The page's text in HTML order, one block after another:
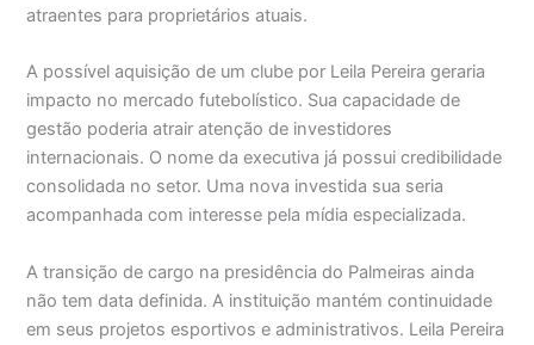
atraentes para proprietários atuais.
A possível aquisição de um clube por Leila Pereira geraria
impacto no mercado futebolístico. Sua capacidade de
gestão poderia atrair atenção de investidores
internacionais. O nome da executiva já possui credibilidade
consolidada no setor. Uma nova investida sua seria
acompanhada com interesse pela mídia especializada.
A transição de cargo na presidência do Palmeiras ainda
não tem data definida. A instituição mantém continuidade
em seus projetos esportivos e administrativos. Leila Pereira